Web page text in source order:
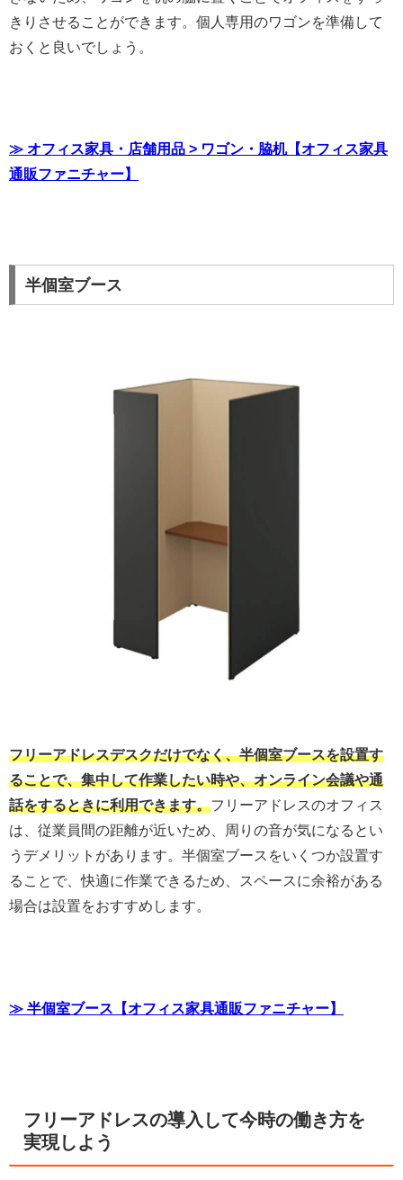
きりさせることができます。個人専用のワゴンを準備して
おくと良いでしょう。
≫ オフィス家具・店舗用品 > ワゴン・脇机【オフィス家具
通販ファニチャー】
半個室ブース
フリーアドレスデスクだけでなく、半個室ブースを設置す
ることで、集中して作業したい時や、オンライン会議や通
話をするときに利用できます。フリーアドレスのオフィス
は、従業員間の距離が近いため、周りの音が気になるとい
うデメリットがあります。半個室ブースをいくつか設置す
ることで、快適に作業できるため、スペースに余裕がある
場合は設置をおすすめします。
≫ 半個室ブース【オフィス家具通販ファニチャー】
フリーアドレスの導入して今時の働き方を
実現しよう